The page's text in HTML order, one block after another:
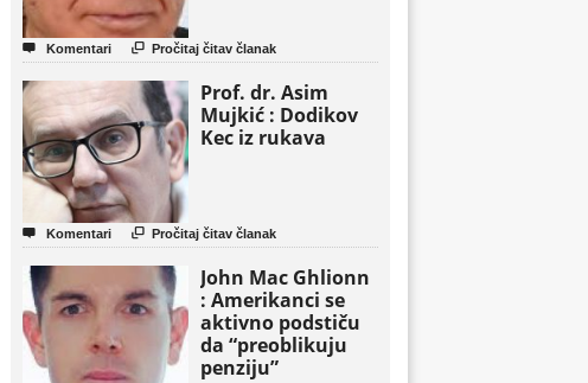
 Komentari  Pročitaj čitav članak
Prof. dr. Asim
Mujkić : Dodikov
Kec iz rukava
 Komentari  Pročitaj čitav članak
John Mac Ghlionn
: Amerikanci se
aktivno podstiču
da “preoblikuju
penziju”